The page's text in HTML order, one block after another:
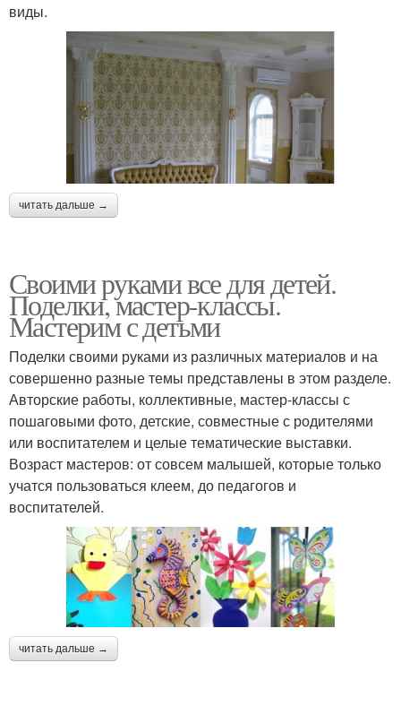
виды.
читать дальше →
Своими руками все для детей.
Поделки, мастер-классы.
Мастерим с детьми
Поделки своими руками из различных материалов и на
совершенно разные темы представлены в этом разделе.
Авторские работы, коллективные, мастер-классы с
пошаговыми фото, детские, совместные с родителями
или воспитателем и целые тематические выставки.
Возраст мастеров: от совсем малышей, которые только
учатся пользоваться клеем, до педагогов и
воспитателей.
читать дальше →